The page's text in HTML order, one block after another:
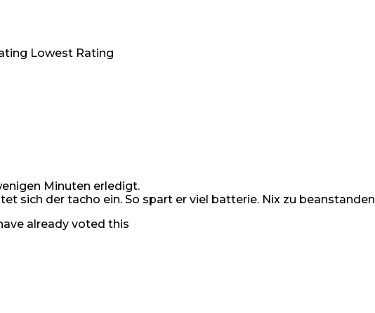
Lowest Rating
Minuten erledigt.
sich der tacho ein. So spart er viel batterie. Nix zu beanstanden
already voted this